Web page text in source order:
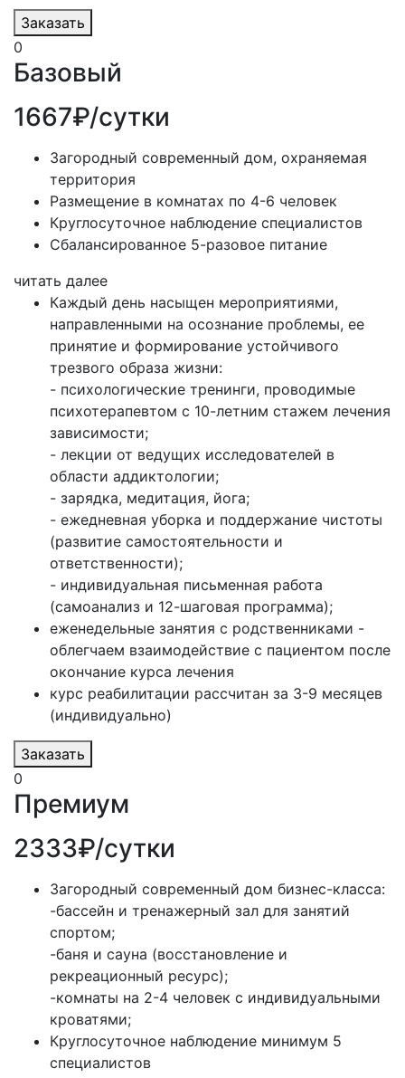
Заказать
0
Базовый
1667₽/сутки
Загородный современный дом, охраняемая
территория
Размещение в комнатах по 4-6 человек
Круглосуточное наблюдение специалистов
Сбалансированное 5-разовое питание
читать далее
Каждый день насыщен мероприятиями,
направленными на осознание проблемы, ее
принятие и формирование устойчивого
трезвого образа жизни:
- психологические тренинги, проводимые
психотерапевтом с 10-летним стажем лечения
зависимости;
- лекции от ведущих исследователей в
области аддиктологии;
- зарядка, медитация, йога;
- ежедневная уборка и поддержание чистоты
(развитие самостоятельности и
ответственности);
- индивидуальная письменная работа
(самоанализ и 12-шаговая программа);
еженедельные занятия с родственниками -
облегчаем взаимодействие с пациентом после
окончание курса лечения
курс реабилитации рассчитан за 3-9 месяцев
(индивидуально)
Заказать
0
Премиум
2333₽/сутки
Загородный современный дом бизнес-класса:
-бассейн и тренажерный зал для занятий
спортом;
-баня и сауна (восстановление и
рекреационный ресурс);
-комнаты на 2-4 человек с индивидуальными
кроватями;
Круглосуточное наблюдение минимум 5
специалистов